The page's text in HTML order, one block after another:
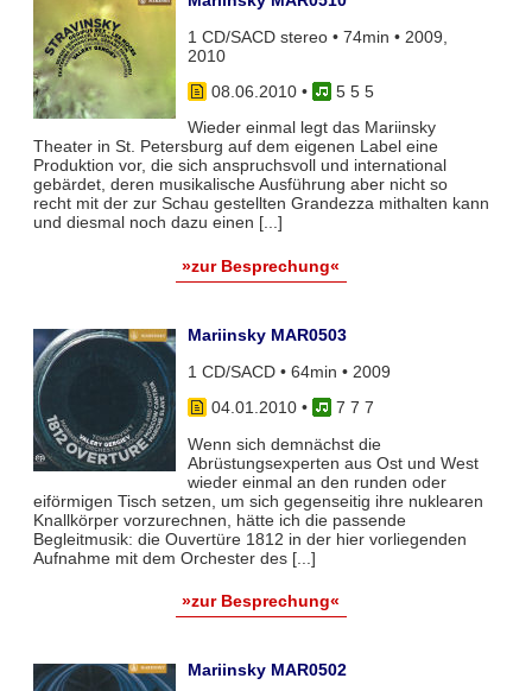
1 CD/SACD stereo • 74min • 2009,
2010
08.06.2010•
5 5 5
Wieder einmal legt das Mariinsky
Theater in St. Petersburg auf dem eigenen Label eine
Produktion vor, die sich anspruchsvoll und international
gebärdet, deren musikalische Ausführung aber nicht so
recht mit der zur Schau gestellten Grandezza mithalten kann
und diesmal noch dazu einen [...]
»zur Besprechung«
Mariinsky MAR0503
1 CD/SACD • 64min • 2009
04.01.2010•
7 7 7
Wenn sich demnächst die
Abrüstungsexperten aus Ost und West
wieder einmal an den runden oder
eiförmigen Tisch setzen, um sich gegenseitig ihre nuklearen
Knallkörper vorzurechnen, hätte ich die passende
Begleitmusik: die Ouvertüre 1812 in der hier vorliegenden
Aufnahme mit dem Orchester des [...]
»zur Besprechung«
Mariinsky MAR0502